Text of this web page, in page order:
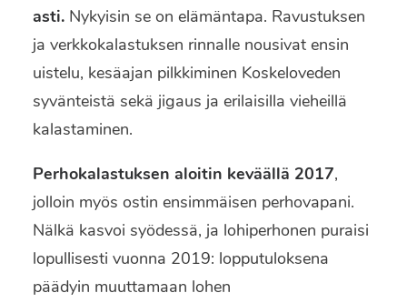
asti. Nykyisin se on elämäntapa. Ravustuksen
ja verkkokalastuksen rinnalle nousivat ensin
uistelu, kesäajan pilkkiminen Koskeloveden
syvänteistä sekä jigaus ja erilaisilla vieheillä
kalastaminen.
Perhokalastuksen aloitin keväällä 2017,
jolloin myös ostin ensimmäisen perhovapani.
Nälkä kasvoi syödessä, ja lohiperhonen puraisi
lopullisesti vuonna 2019: lopputuloksena
päädyin muuttamaan lohen